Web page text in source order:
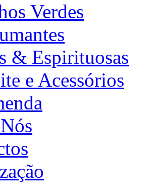
Verdes
& Espirituosas
e Acessórios